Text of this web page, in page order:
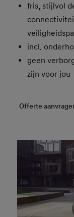
fris, stijlvol
incl.
geen
zijn voor jou
Offerte